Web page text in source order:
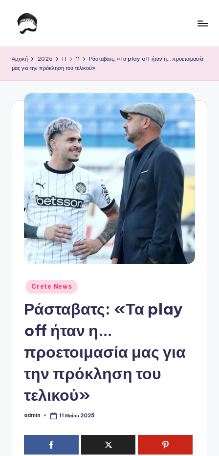
Μετάβαση
ο
Κ
P
Αρχική 2025 Π 11
Ράσταβατς: «Τα play off ήταν η… προετοιμασία
μας για την πρόκληση του τελικού»
Αναρτήθηκε
σε
Crete News
Ράσταβατς: «Τα play
off ήταν η…
προετοιμασία μας για
την πρόκληση του
τελικού»
Συγγραφέας:
admin 11 Μαΐου 2025